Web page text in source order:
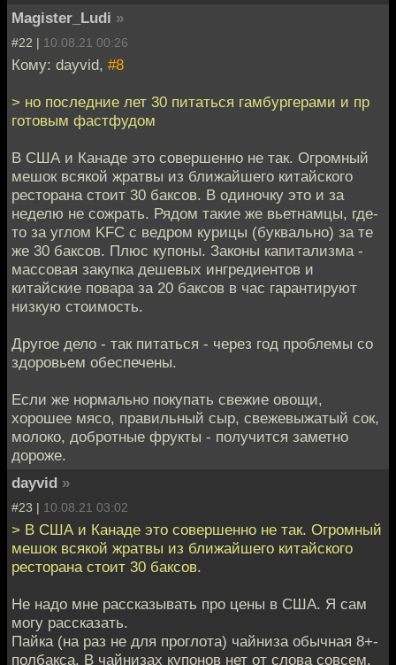
Magister_Ludi »
#22 | 10.08.21 00:26
Кому: dayvid, #8
> но последние лет 30 питаться гамбургерами и пр
готовым фастфудом
В США и Канаде это совершенно не так. Огромный
мешок всякой жратвы из ближайшего китайского
ресторана стоит 30 баксов. В одиночку это и за
неделю не сожрать. Рядом такие же вьетнамцы, где-
то за углом KFC с ведром курицы (буквально) за те
же 30 баксов. Плюс купоны. Законы капитализма -
массовая закупка дешевых ингредиентов и
китайские повара за 20 баксов в час гарантируют
низкую стоимость.
Другое дело - так питаться - через год проблемы со
здоровьем обеспечены.
Если же нормально покупать свежие овощи,
хорошее мясо, правильный сыр, свежевыжатый сок,
молоко, добротные фрукты - получится заметно
дороже.
dayvid »
#23 | 10.08.21 03:02
> В США и Канаде это совершенно не так. Огромный
мешок всякой жратвы из ближайшего китайского
ресторана стоит 30 баксов.
Не надо мне рассказывать про цены в США. Я сам
могу рассказать.
Пайка (на раз не для проглота) чайниза обычная 8+-
полбакса. В чайнизах купонов нет от слова совсем.